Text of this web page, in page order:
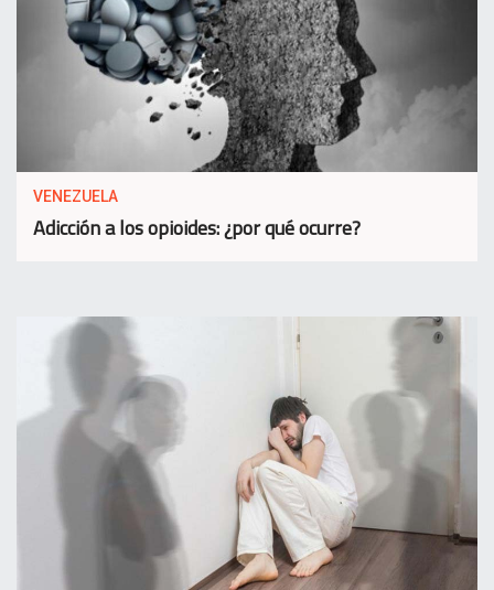
VENEZUELA
Adicción a los opioides: ¿por qué ocurre?